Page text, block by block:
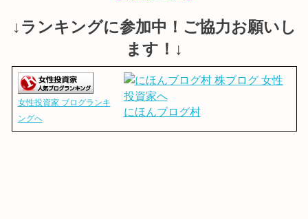
↓ランキングに参加中！ご協力お願いし
ます！↓
女性投資家 ブログランキ
ングへ
にほんブログ村